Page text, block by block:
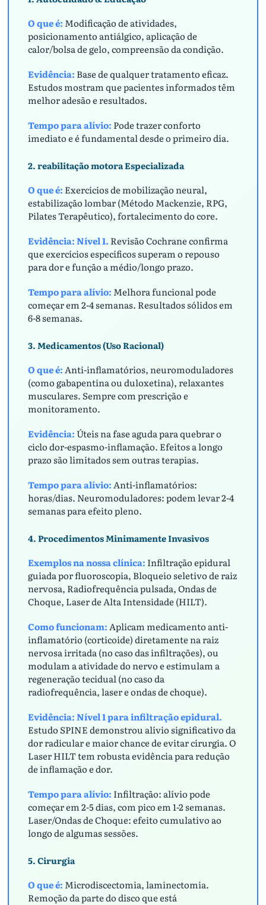
O que é: Modificação de atividades,
posicionamento antiálgico, aplicação de
calor/bolsa de gelo, compreensão da condição.
Evidência: Base de qualquer tratamento eficaz.
Estudos mostram que pacientes informados têm
melhor adesão e resultados.
Tempo para alívio: Pode trazer conforto
imediato e é fundamental desde o primeiro dia.
2. reabilitação motora Especializada
O que é: Exercícios de mobilização neural,
estabilização lombar (Método Mackenzie, RPG,
Pilates Terapêutico), fortalecimento do core.
Evidência:Nível 1. Revisão Cochrane confirma
que exercícios específicos superam o repouso
para dor e função a médio/longo prazo.
Tempo para alívio: Melhora funcional pode
começar em 2-4 semanas. Resultados sólidos em
6-8 semanas.
3. Medicamentos (Uso Racional)
O que é:Anti-inflamatórios, neuromoduladores
(como gabapentina ou duloxetina), relaxantes
musculares. Sempre com prescrição e
monitoramento.
Evidência:Úteis na fase aguda para quebrar o
ciclo dor-espasmo-inflamação. Efeitos a longo
prazo são limitados sem outras terapias.
Tempo para alívio:Anti-inflamatórios:
horas/dias. Neuromoduladores: podem levar 2-4
semanas para efeito pleno.
4. Procedimentos Minimamente Invasivos
Exemplos na nossa clínica: Infiltração epidural
guiada por fluoroscopia, Bloqueio seletivo de raiz
nervosa, Radiofrequência pulsada, Ondas de
Choque, Laser de Alta Intensidade (HILT).
Como funcionam:Aplicam medicamento anti-
inflamatório (corticoide) diretamente na raiz
nervosa irritada (no caso das infiltrações), ou
modulam a atividade do nervo e estimulam a
regeneração tecidual (no caso da
radiofrequência, laser e ondas de choque).
Evidência:Nível 1 para infiltração epidural.
Estudo SPINE demonstrou alívio significativo da
dor radicular e maior chance de evitar cirurgia. O
Laser HILT tem robusta evidência para redução
de inflamação e dor.
Tempo para alívio: Infiltração: alívio pode
começar em 2-5 dias, com pico em 1-2 semanas.
Laser/Ondas de Choque: efeito cumulativo ao
longo de algumas sessões.
5. Cirurgia
O que é: Microdiscectomia, laminectomia.
Remoção da parte do disco que está